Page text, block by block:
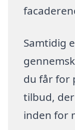
Samtidig
du får for
tilbud,
inden for